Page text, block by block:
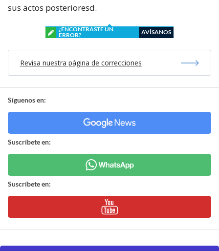
sus actos posterioresd.
¿ENCONTRASTE UN
ERROR?
AVÍSANOS
Revisa nuestra página de correcciones
Síguenos en:
Suscríbete en:
Suscríbete en: